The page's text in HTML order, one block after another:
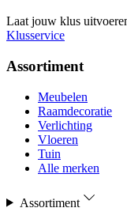
Laat jouw klus
Klusservice
Assortiment
Meubelen
Raamdecoratie
Verlichting
Vloeren
Tuin
Alle merken
Assortiment